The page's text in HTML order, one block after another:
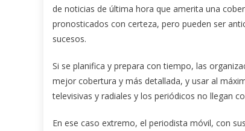
de noticias de última hora que amerita una
pronosticados con certeza, pero pueden ser
sucesos.
Si se planifica y prepara con tiempo, las
mejor cobertura y más detallada, y usar al
televisivas y radiales y los periódicos no llegan
En ese caso extremo, el periodista móvil, con